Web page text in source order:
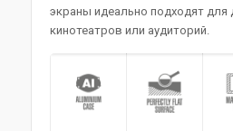
экраны идеально подходят для
кинотеатров или аудиторий.